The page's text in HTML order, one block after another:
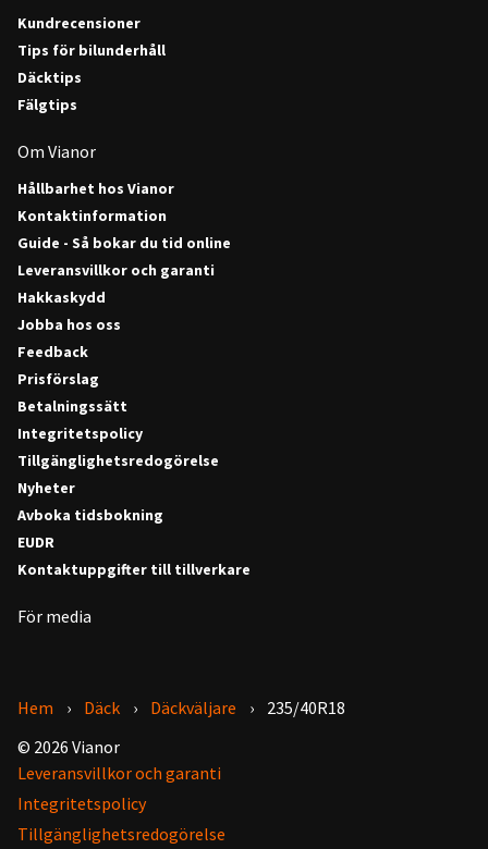
Kundrecensioner
Tips för bilunderhåll
Däcktips
Fälgtips
Om Vianor
Hållbarhet hos Vianor
Kontaktinformation
Guide - Så bokar du tid online
Leveransvillkor och garanti
Hakkaskydd
Jobba hos oss
Feedback
Prisförslag
Betalningssätt
Integritetspolicy
Tillgänglighetsredogörelse
Nyheter
Avboka tidsbokning
EUDR
Kontaktuppgifter till tillverkare
För media
Hem Däck Däckväljare
235/40R18
© 2026 Vianor
Leveransvillkor och garanti
Integritetspolicy
Tillgänglighetsredogörelse